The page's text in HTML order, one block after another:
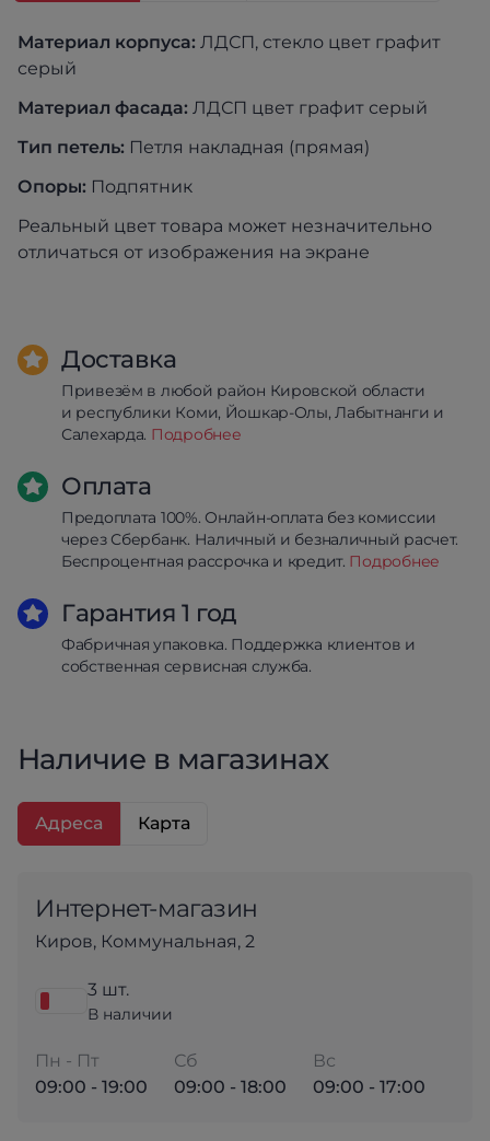
Материал корпуса: ЛДСП, стекло цвет графит
серый
Материал фасада: ЛДСП цвет графит серый
Тип петель: Петля накладная (прямая)
Опоры: Подпятник
Реальный цвет товара может незначительно
отличаться от изображения на экране
Доставка
Привезём в любой район Кировской области
и республики Коми, Йошкар-Олы, Лабытнанги и
Салехарда. Подробнее
Оплата
Предоплата 100%. Онлайн-оплата без комиссии
через Сбербанк. Наличный и безналичный расчет.
Беспроцентная рассрочка и кредит. Подробнее
Гарантия 1 год
Фабричная упаковка. Поддержка клиентов и
собственная сервисная служба.
Наличие в магазинах
Адреса Карта
Интернет-магазин
Киров, Коммунальная, 2
3 шт.
В наличии
Пн - Пт
09:00 - 19:00
Сб
09:00 - 18:00
Вс
09:00 - 17:00